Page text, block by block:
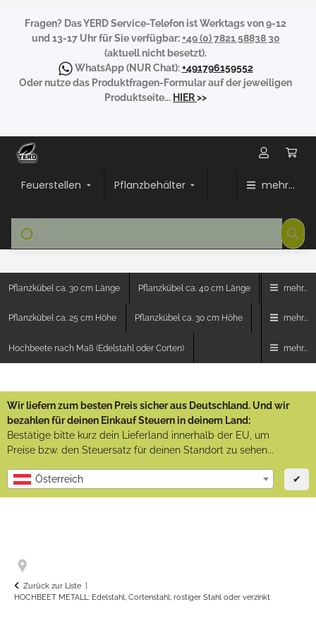
Fragen? Das YERD Service-Telefon ist Werktags von 9-12
und 13-17 Uhr für Sie verfügbar:+49 (0) 7821 58838 30
(aktuell nicht besetzt).
WhatsApp(NUR Chat):+491796159552
Oder nutze das Produktfragen-Formular auf der jeweiligen
Produktseite... HIER>>
Feuerstellen Pflanzbehälter mehr...
Pflanzkübel ca. 30 cm Länge Pflanzkübel ca. 40 cm Länge mehr...
Pflanzkübel ca. 25 cm Höhe Pflanzkübel ca. 30 cm Höhe mehr...
Hochbeete nach Maß (Edelstahl oder Corten) mehr...
Wir liefern zum besten Preis sicher aus Deutschland. Und wir
bezahlen für deinen Einkauf Steuern in deinem Land:
Bestätige bitte kurz dein Lieferland innerhalb der EU, um
Preise bzw. den Steuersatz für deinen Standort zu sehen...
Österreich ✔
Zurück zur Liste
HOCHBEET METALL: Edelstahl, Cortenstahl, rostiger Stahl oder verzinkt